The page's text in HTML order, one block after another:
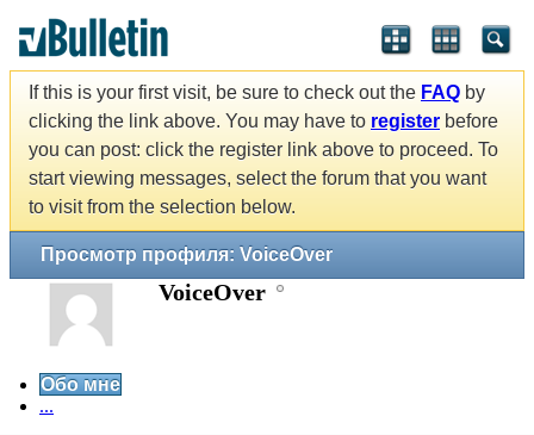
If this is your first visit, be sure to check out the FAQ by
clicking the link above. You may have to register before
you can post: click the register link above to proceed. To
start viewing messages, select the forum that you want
to visit from the selection below.
Просмотр профиля: VoiceOver
VoiceOver
Обо мне
...